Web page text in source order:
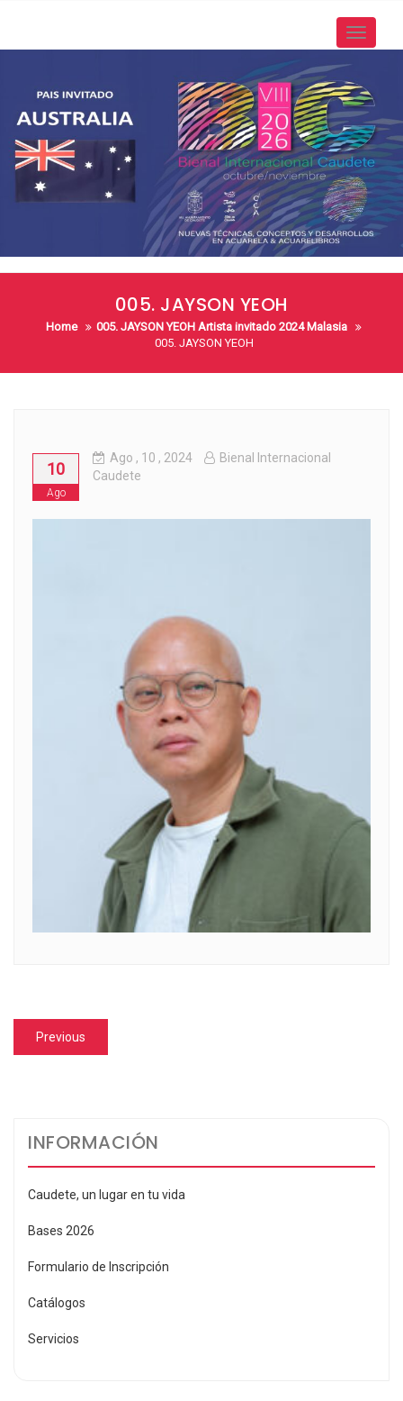
Toggle
005. JAYSON YEOH
Home
005. JAYSON YEOH Artista invitado 2024 Malasia
005. JAYSON YEOH
10
Ago
Ago , 10 , 2024
Bienal Internacional
Caudete
Navegación
de
Previous
post:
INFORMACIÓN
Caudete, un lugar en tu vida
Bases 2026
Formulario de Inscripción
Catálogos
Servicios